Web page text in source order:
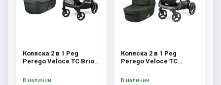
Коляска 2 в 1 Peg
Perego Veloce TC Brio
В наличии
Коляска 2 в 1 Peg
Perego Veloce TC
В наличии